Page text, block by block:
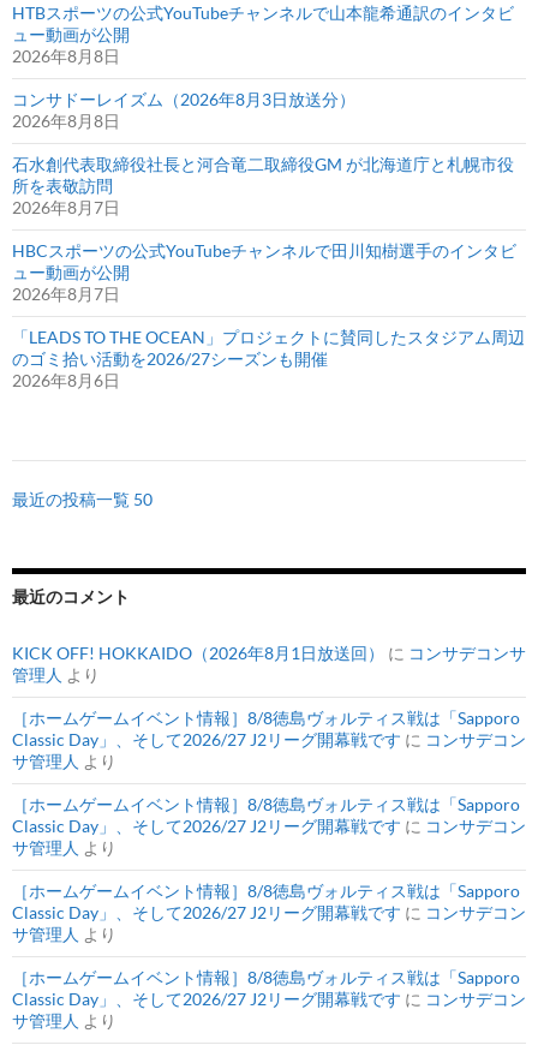
HTBスポーツの公式YouTubeチャンネルで山本龍希通訳のインタビ
ュー動画が公開
2026年8月8日
コンサドーレイズム（2026年8月3日放送分）
2026年8月8日
石水創代表取締役社長と河合竜二取締役GM が北海道庁と札幌市役
所を表敬訪問
2026年8月7日
HBCスポーツの公式YouTubeチャンネルで田川知樹選手のインタビ
ュー動画が公開
2026年8月7日
「LEADS TO THE OCEAN」プロジェクトに賛同したスタジアム周辺
のゴミ拾い活動を2026/27シーズンも開催
2026年8月6日
最近の投稿一覧 50
最近のコメント
KICK OFF! HOKKAIDO（2026年8月1日放送回） に コンサデコンサ
管理人 より
［ホームゲームイベント情報］8/8徳島ヴォルティス戦は「Sapporo
Classic Day」、そして2026/27 J2リーグ開幕戦です に コンサデコン
サ管理人 より
［ホームゲームイベント情報］8/8徳島ヴォルティス戦は「Sapporo
Classic Day」、そして2026/27 J2リーグ開幕戦です に コンサデコン
サ管理人 より
［ホームゲームイベント情報］8/8徳島ヴォルティス戦は「Sapporo
Classic Day」、そして2026/27 J2リーグ開幕戦です に コンサデコン
サ管理人 より
［ホームゲームイベント情報］8/8徳島ヴォルティス戦は「Sapporo
Classic Day」、そして2026/27 J2リーグ開幕戦です に コンサデコン
サ管理人 より